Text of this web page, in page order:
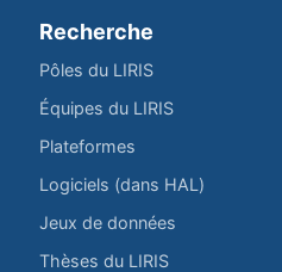
Recherche
Pôles du LIRIS
Équipes du LIRIS
Plateformes
Logiciels (dans HAL)
Jeux de données
Thèses du LIRIS